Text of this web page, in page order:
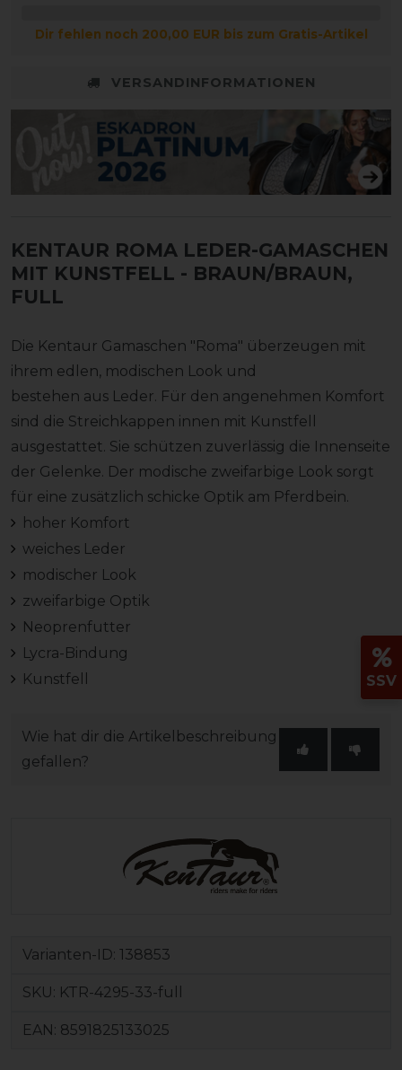
Dir fehlen noch 200,00 EUR bis zum Gratis-Artikel
VERSANDINFORMATIONEN
KENTAUR ROMA LEDER-GAMASCHEN
MIT KUNSTFELL - BRAUN/BRAUN,
FULL
Die Kentaur Gamaschen "Roma" überzeugen mit
ihrem edlen, modischen Look und
bestehen aus Leder. Für den angenehmen Komfort
sind die Streichkappen innen mit Kunstfell
ausgestattet. Sie schützen zuverlässig die Innenseite
der Gelenke. Der modische zweifarbige Look sorgt
für eine zusätzlich schicke Optik am Pferdbein.
hoher Komfort
weiches Leder
modischer Look
zweifarbige Optik
Neoprenfutter
Lycra-Bindung
Kunstfell
Wie hat dir die Artikelbeschreibung
gefallen?
Varianten-ID: 138853
SKU: KTR-4295-33-full
EAN: 8591825133025
SSV